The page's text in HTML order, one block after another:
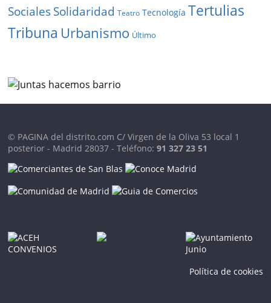
SocialesSolidaridad Teatro Tecnología Tertulias
Tribuna Urbanismo Último
© PAGINA del distrito.com C/ Virgen de la Oliva 53 local 1
posterior - Madrid 28037 - Teléfono:91 327 23 51
Política de cookies